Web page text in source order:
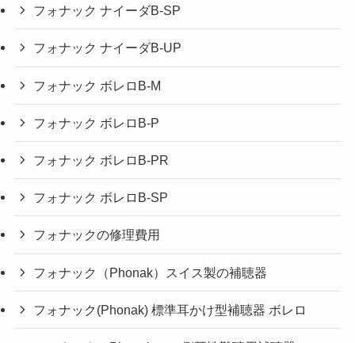
フォナック ナイーダB-SP
フォナック ナイーダB-UP
フォナック ボレロB-M
フォナック ボレロB-P
フォナック ボレロB-PR
フォナック ボレロB-SP
フォナックの修理費用
フォナック（Phonak）スイス製の補聴器
フォナック(Phonak) 標準耳かけ型補聴器 ボレロ